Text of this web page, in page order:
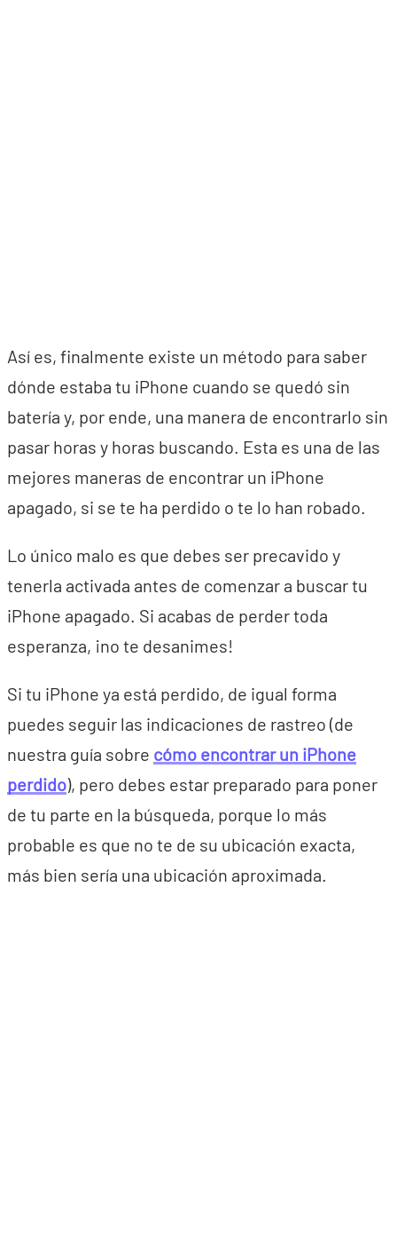
Así es, finalmente existe un método para saber
dónde estaba tu iPhone cuando se quedó sin
batería y, por ende, una manera de encontrarlo sin
pasar horas y horas buscando. Esta es una de las
mejores maneras de encontrar un iPhone
apagado, si se te ha perdido o te lo han robado.
Lo único malo es que debes ser precavido y
tenerla activada antes de comenzar a buscar tu
iPhone apagado. Si acabas de perder toda
esperanza, ¡no te desanimes!
Si tu iPhone ya está perdido, de igual forma
puedes seguir las indicaciones de rastreo (de
nuestra guía sobre cómo encontrar un iPhone
perdido), pero debes estar preparado para poner
de tu parte en la búsqueda, porque lo más
probable es que no te de su ubicación exacta,
más bien sería una ubicación aproximada.